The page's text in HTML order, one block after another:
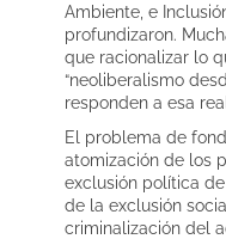
Ambiente, e
profundizaron.
que racionalizar lo
“neoliberalismo
responden a esa
El problema de
atomización de los
exclusión política
de la exclusión
criminalización del